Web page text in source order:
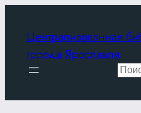
содержимому
Централизованная
города Ярославля